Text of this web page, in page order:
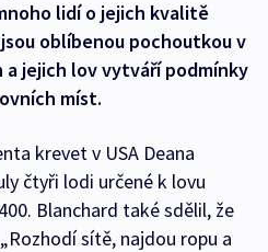
lidí o jejich kvalitě
oblíbenou pochoutkou v
a jejich lov vytváří podmínky
míst.
krevet v USA Deana
čtyři lodi určené k lovu
Blanchard také sdělil, že
sítě, najdou ropu a